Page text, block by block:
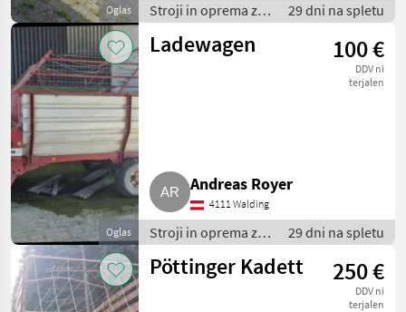
Oglas
Stroji in oprema za
žetev in spravilo /
Nakladalna
29 dni na spletu
Oglas
Ladewagen 100 €
DDV ni
terjalen
Andreas Royer
4111 Walding
Stroji in oprema za
žetev in spravilo /
Nakladalna
29 dni na spletu
Pöttinger Kadett 250 €
DDV ni
terjalen